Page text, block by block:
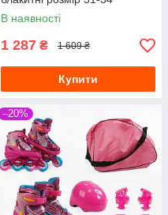
В наявності
1 287 ₴ 1 609 ₴
Купити
–20%